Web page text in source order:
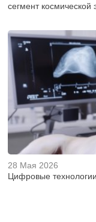
сегмент космической
28 Мая 2026
Цифровые